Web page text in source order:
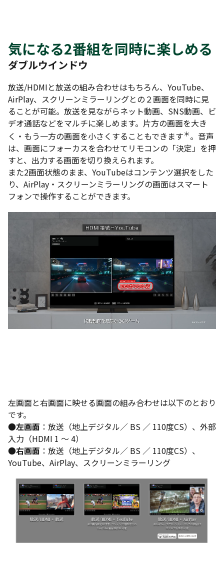
気になる2番組を同時に楽しめる
ダブルウインドウ
放送/HDMIと放送の組み合わせはもちろん、YouTube、
AirPlay、スクリーンミラーリングとの２画面を同時に見
ることが可能。放送を見ながらネット動画、SNS動画、ビ
デオ通話などをマルチに楽しめます。片方の画面を大き
く・もう一方の画面を小さくすることもできます＊。音声
は、画面にフォーカスを合わせてリモコンの「決定」を押
すと、出力する画面を切り換えられます。
また2画面状態のまま、YouTubeはコンテンツ選択をした
り、AirPlay・スクリーンミラーリングの画面はスマート
フォンで操作することができます。
左画面と右画面に映せる画面の組み合わせは以下のとおり
です。
●左画面 ：放送（地上デジタル／ BS ／ 110度CS）、外部
入力（HDMI 1 ～ 4）
●右画面 ：放送（地上デジタル／ BS ／ 110度CS）、
YouTube、AirPlay、スクリーンミラーリング